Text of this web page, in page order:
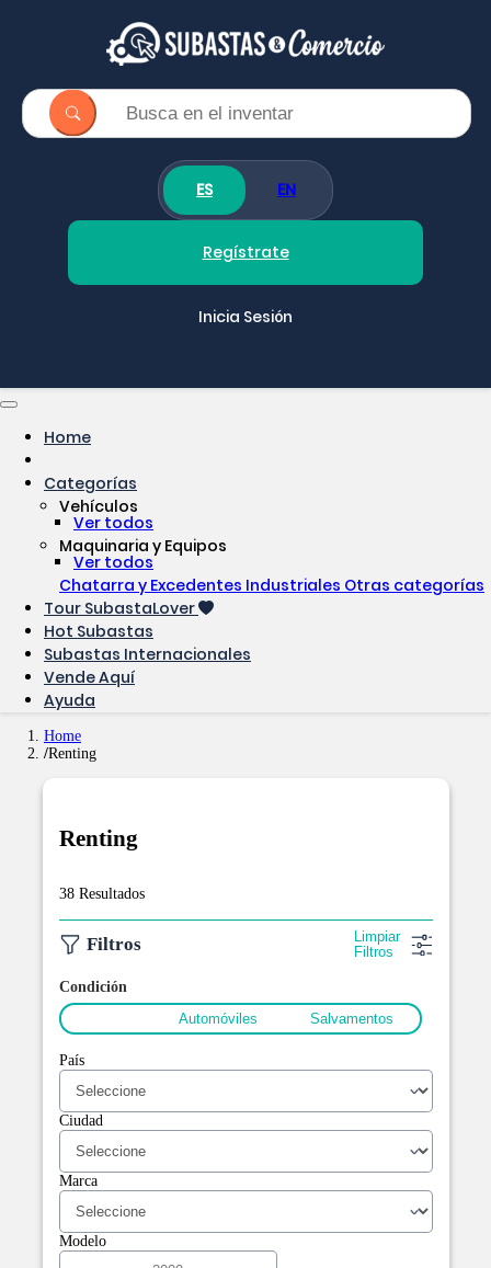
ES EN
Regístrate
Inicia Sesión
Home
Categorías
Vehículos
Ver todos
Maquinaria y Equipos
Ver todos
Chatarra y Excedentes Industriales Otras categorías
Tour SubastaLover
Hot Subastas
Subastas Internacionales
Vende Aquí
Ayuda
Home
Renting
Renting
38 Resultados
Filtros
Limpiar
Filtros
Condición
Automóviles Salvamentos
País
Ciudad
Marca
Modelo